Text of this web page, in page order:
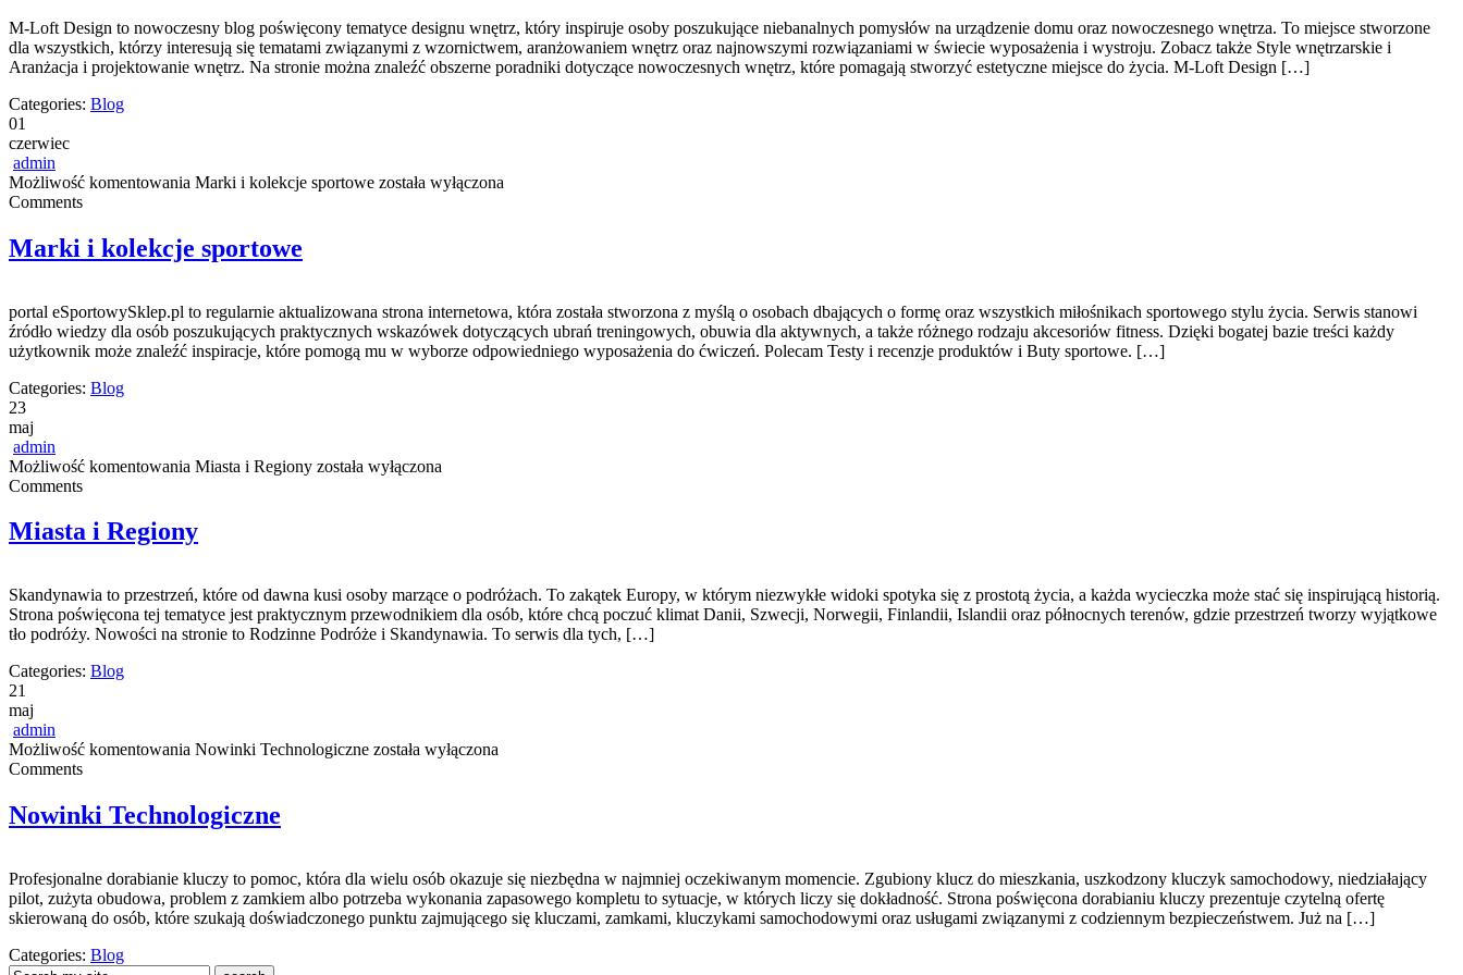
M-Loft Design to nowoczesny blog poświęcony tematyce designu wnętrz, który inspiruje osoby poszukujące niebanalnych pomysłów na urządzenie domu oraz nowoczesnego wnętrza. To miejsce stworzone
dla wszystkich, którzy interesują się tematami związanymi z wzornictwem, aranżowaniem wnętrz oraz najnowszymi rozwiązaniami w świecie wyposażenia i wystroju. Zobacz także Style wnętrzarskie i
Aranżacja i projektowanie wnętrz. Na stronie można znaleźć obszerne poradniki dotyczące nowoczesnych wnętrz, które pomagają stworzyć estetyczne miejsce do życia. M-Loft Design […]
Categories: Blog
01
czerwiec
admin
Możliwość komentowania Marki i kolekcje sportowe została wyłączona
Comments
Marki i kolekcje sportowe
portal eSportowySklep.pl to regularnie aktualizowana strona internetowa, która została stworzona z myślą o osobach dbających o formę oraz wszystkich miłośnikach sportowego stylu życia. Serwis stanowi
źródło wiedzy dla osób poszukujących praktycznych wskazówek dotyczących ubrań treningowych, obuwia dla aktywnych, a także różnego rodzaju akcesoriów fitness. Dzięki bogatej bazie treści każdy
użytkownik może znaleźć inspiracje, które pomogą mu w wyborze odpowiedniego wyposażenia do ćwiczeń. Polecam Testy i recenzje produktów i Buty sportowe. […]
Categories: Blog
23
maj
admin
Możliwość komentowania Miasta i Regiony została wyłączona
Comments
Miasta i Regiony
Skandynawia to przestrzeń, które od dawna kusi osoby marzące o podróżach. To zakątek Europy, w którym niezwykłe widoki spotyka się z prostotą życia, a każda wycieczka może stać się inspirującą historią.
Strona poświęcona tej tematyce jest praktycznym przewodnikiem dla osób, które chcą poczuć klimat Danii, Szwecji, Norwegii, Finlandii, Islandii oraz północnych terenów, gdzie przestrzeń tworzy wyjątkowe
tło podróży. Nowości na stronie to Rodzinne Podróże i Skandynawia. To serwis dla tych, […]
Categories: Blog
21
maj
admin
Możliwość komentowania Nowinki Technologiczne została wyłączona
Comments
Nowinki Technologiczne
Profesjonalne dorabianie kluczy to pomoc, która dla wielu osób okazuje się niezbędna w najmniej oczekiwanym momencie. Zgubiony klucz do mieszkania, uszkodzony kluczyk samochodowy, niedziałający
pilot, zużyta obudowa, problem z zamkiem albo potrzeba wykonania zapasowego kompletu to sytuacje, w których liczy się dokładność. Strona poświęcona dorabianiu kluczy prezentuje czytelną ofertę
skierowaną do osób, które szukają doświadczonego punktu zajmującego się kluczami, zamkami, kluczykami samochodowymi oraz usługami związanymi z codziennym bezpieczeństwem. Już na […]
Categories: Blog